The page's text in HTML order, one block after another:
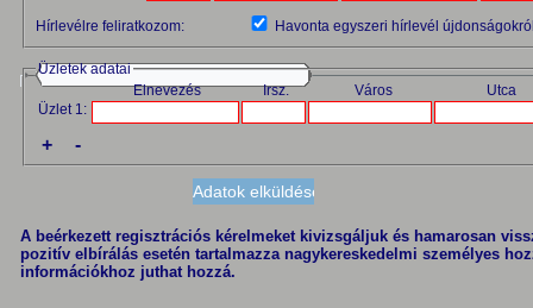
Hírlevélre feliratkozom: Havonta egyszeri hírlevél
Üzletek adatai
Elnevezés
Irsz. Város
Utca
Üzlet 1:
+ -
A beérkezett regisztrációs kérelmeket kivizsgáljuk és hamarosan
pozitív elbírálás esetén tartalmazza nagykereskedelmi személyes
információkhoz juthat hozzá.